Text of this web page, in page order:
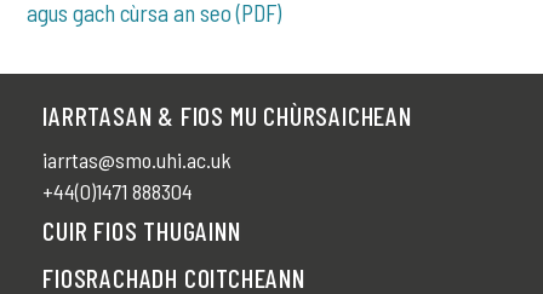
agus gach cùrsa an seo (PDF)
IARRTASAN & FIOS MU CHÙRSAICHEAN
iarrtas@smo.uhi.ac.uk
+44(0)1471 888304
CUIR FIOS THUGAINN
FIOSRACHADH COITCHEANN